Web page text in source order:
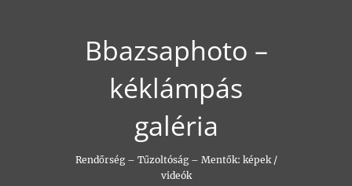
Bbazsaphoto –
kéklámpás
galéria
Rendőrség – Tűzoltóság – Mentők: képek /
videók